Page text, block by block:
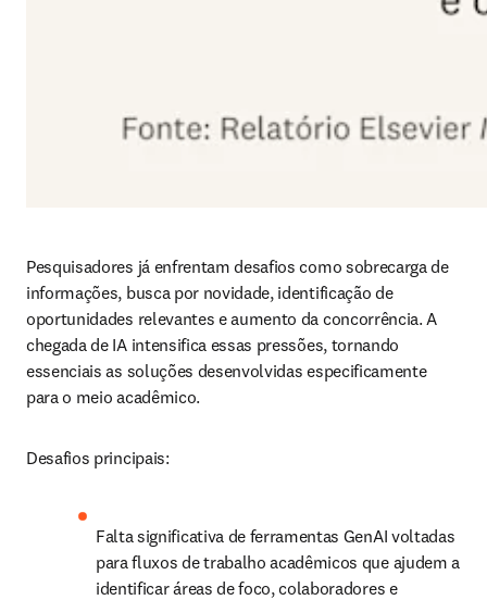
Pesquisadores já enfrentam desafios como sobrecarga de
informações, busca por novidade, identificação de
oportunidades relevantes e aumento da concorrência. A
chegada de IA intensifica essas pressões, tornando
essenciais as soluções desenvolvidas especificamente
para o meio acadêmico.
Desafios principais:
Falta significativa de ferramentas GenAI voltadas
para fluxos de trabalho acadêmicos que ajudem a
identificar áreas de foco, colaboradores e